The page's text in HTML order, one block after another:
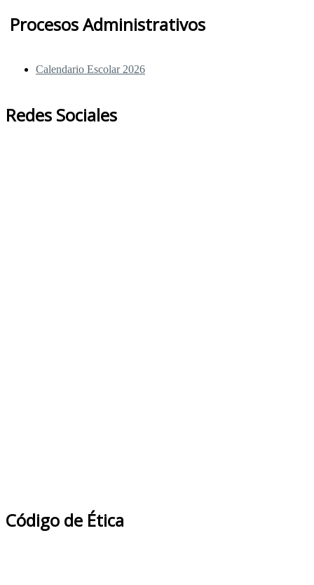
Procesos Administrativos
Calendario Escolar 2026
Redes Sociales
Código de Ética